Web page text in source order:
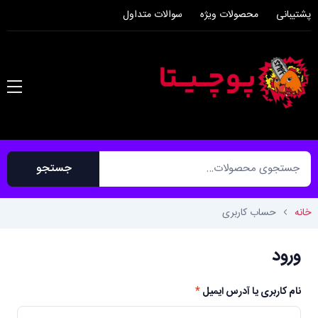
پشتیبانی محصولات ویژه سوالات متداول
جستجو
خانه حساب کاربری
ورود
نام کاربری یا آدرس ایمیل*
ایمیل دریافت خواهید کرد.